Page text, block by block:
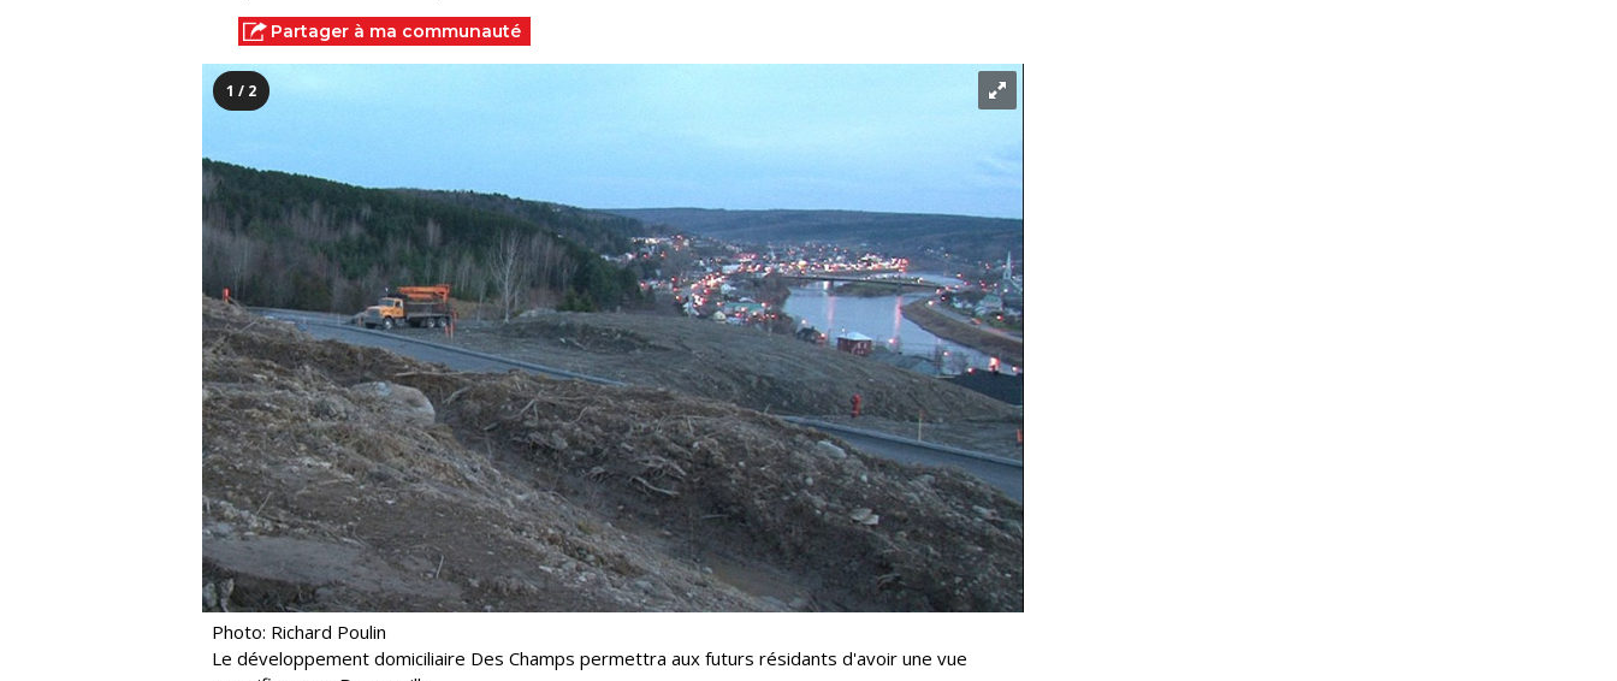
Partager à ma communauté
1 / 2
Photo: Richard Poulin
Le développement domiciliaire Des Champs permettra aux futurs résidants d'avoir une vue